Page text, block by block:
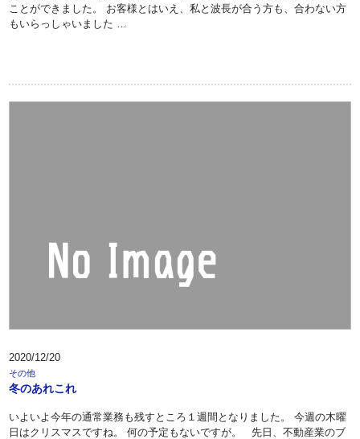
ことができました。 お客様とはいえ、私と波長が合う方も、合わない方
もいらっしゃいました …
2020/12/20
その他
冬のあれこれ
いよいよ今年の通常業務も残すところ１週間となりました。 今週の木曜
日はクリスマスですね。 何の予定もないですが。 先日、不動産業のブ